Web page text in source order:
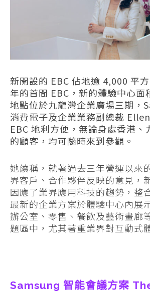
新開設的 EBC 佔地逾 4,000 平
年的首間 EBC ，新的體驗中心面
地點位於九龍灣企業廣場三期，
消費電子及企業業務副總裁
EBC 地利方便，無論身處香港、
的顧客，均可隨時來到參觀 。
她續稱，就著過去三年營運以來
界客戶、合作夥伴反映的意見，
因應了業界應用科技的趨勢，整
最新的企業方案於體驗中心內展
辦公室、零售、餐飲及藝術畫廊
題區中，尤其著重業界對互動式
Samsung 智能會議方案